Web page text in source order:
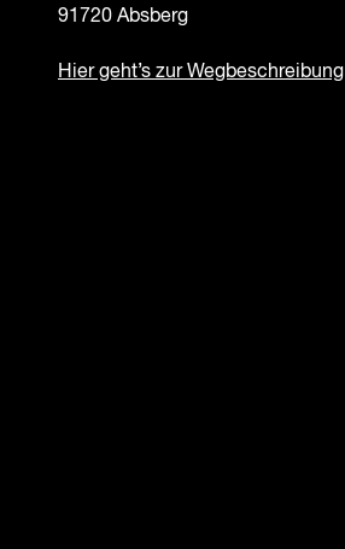
91720 Absberg
Hier geht’s zur Wegbeschreibung